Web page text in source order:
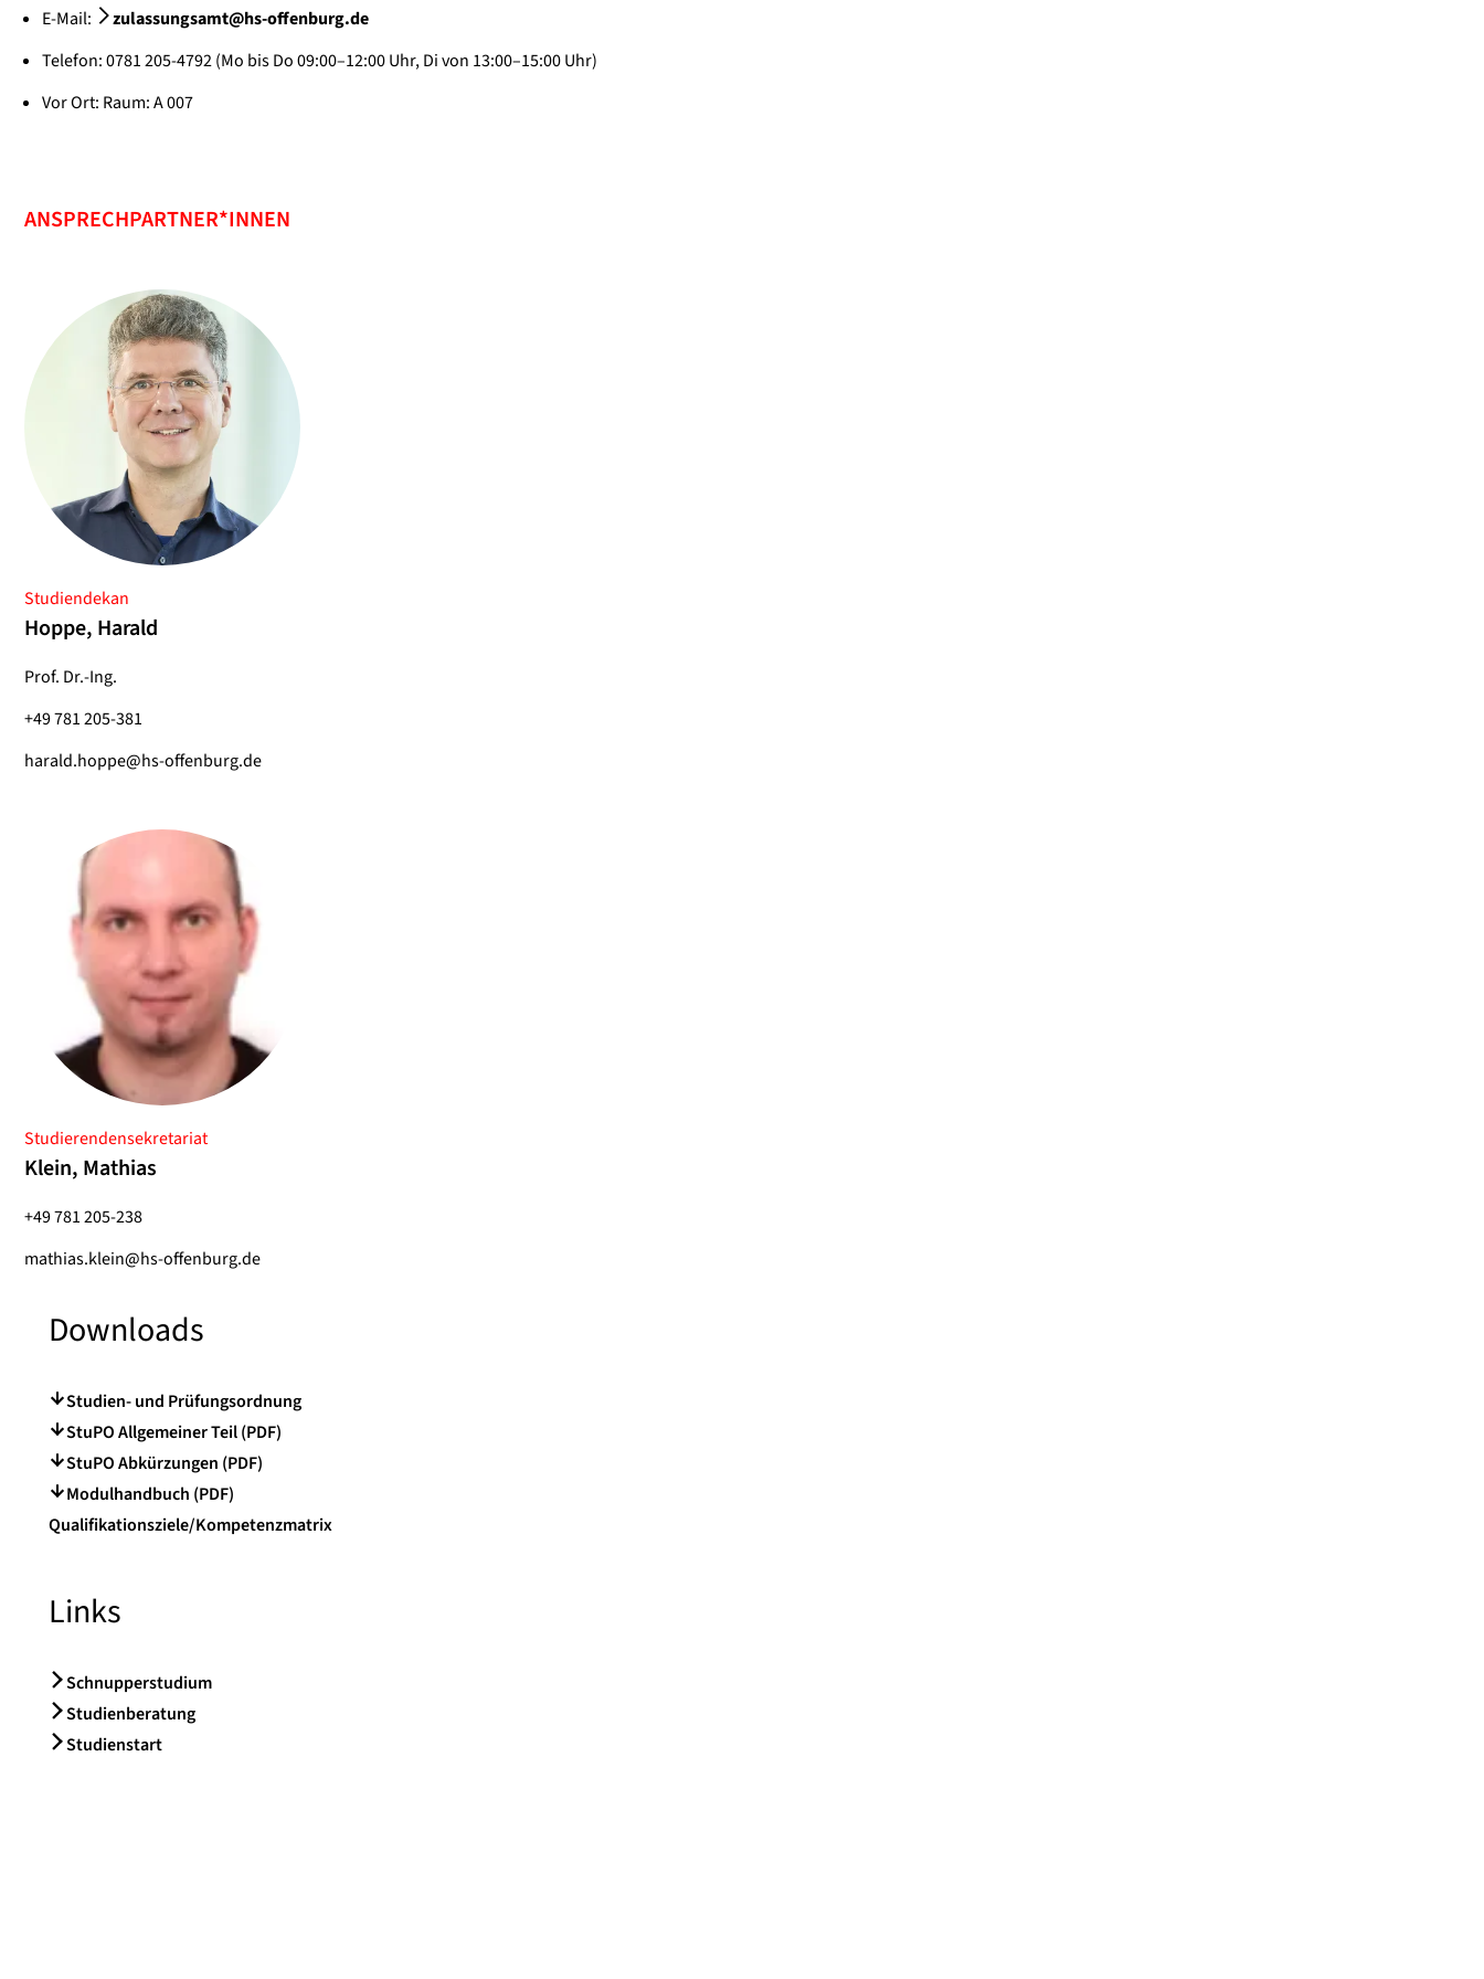
E-Mail:
zulassungsamt@hs-offenburg.de
Telefon: 0781 205-4792 (Mo bis Do 09:00–12:00 Uhr, Di von 13:00–15:00 Uhr)
Vor Ort: Raum: A 007
ANSPRECHPARTNER*INNEN
Studiendekan
Hoppe, Harald
Prof. Dr.-Ing.
+49 781 205-381
harald.hoppe@hs-offenburg.de
Studierendensekretariat
Klein, Mathias
+49 781 205-238
mathias.klein@hs-offenburg.de
Downloads
Studien- und Prüfungsordnung
StuPO Allgemeiner Teil (PDF)
StuPO Abkürzungen (PDF)
Modulhandbuch (PDF)
Qualifikationsziele/Kompetenzmatrix
Links
Schnupperstudium
Studienberatung
Studienstart